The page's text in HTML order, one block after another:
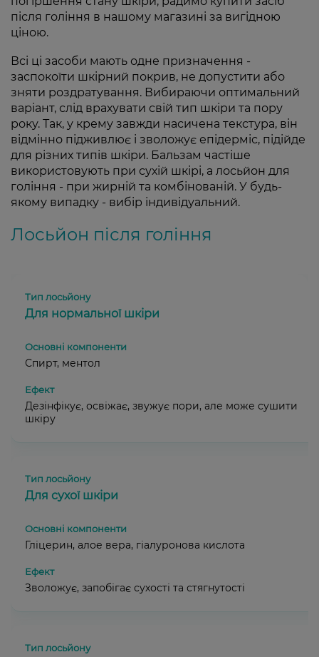
після гоління в нашому магазині за вигідною
ціною.
Всі ці засоби мають одне призначення -
заспокоїти шкірний покрив, не допустити або
зняти роздратування. Вибираючи оптимальний
варіант, слід врахувати свій тип шкіри та пору
року. Так, у крему завжди насичена текстура, він
відмінно підживлює і зволожує епідерміс, підійде
для різних типів шкіри. Бальзам частіше
використовують при сухій шкірі, а лосьйон для
гоління - при жирній та комбінованій. У будь-
якому випадку - вибір індивідуальний.
Лосьйон після гоління
Для нормальної шкіри
Спирт, ментол
Дезінфікує, освіжає, звужує пори, але може сушити
шкіру
Для сухої шкіри
Гліцерин, алое вера, гіалуронова кислота
Зволожує, запобігає сухості та стягнутості